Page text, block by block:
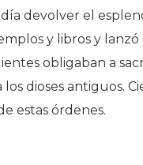
devolver el
y libros y
obligaban a
dioses antiguos.
estas órdenes.